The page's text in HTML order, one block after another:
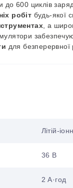
до 600 циклів
робіт будь-якої
, а
для безперервної
Літій-
36 B
2 А·год